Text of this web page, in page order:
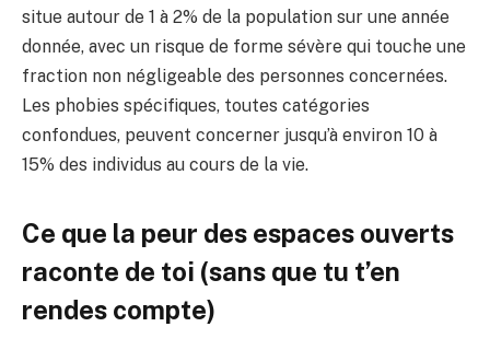
situe autour de 1 à 2% de la population sur une année
donnée, avec un risque de forme sévère qui touche une
fraction non négligeable des personnes concernées.
Les phobies spécifiques, toutes catégories
confondues, peuvent concerner jusqu’à environ 10 à
15% des individus au cours de la vie.
Ce que la peur des espaces ouverts
raconte de toi (sans que tu t’en
rendes compte)